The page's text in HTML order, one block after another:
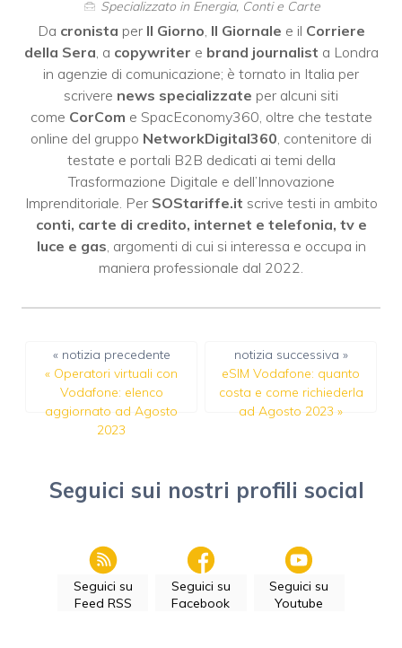
Specializzato in Energia, Conti e Carte
Da cronista per Il Giorno Il Giornale e il Corriere
della Sera , a copywriter e brand journalist a Londra
in agenzie di comunicazione; è tornato in Italia per
scrivere news specializzate per alcuni siti
come CorCom e SpacEconomy360, oltre che testate
online del gruppo NetworkDigital360 , contenitore di
testate e portali B2B dedicati ai temi della
Trasformazione Digitale e dell’Innovazione
Imprenditoriale. Per SOStariffe.it scrive testi in ambito
conti, carte di credito, internet e telefonia, tv e
luce e gas , argomenti di cui si interessa e occupa in
maniera professionale dal 2022.
« notizia precedente
« Operatori virtuali con
Vodafone: elenco
aggiornato ad Agosto
2023
notizia successiva »
eSIM Vodafone: quanto
costa e come richiederla
ad Agosto 2023 »
Seguici sui nostri profili social
Seguici su
Feed RSS
Seguici su
Facebook
Seguici su
Youtube